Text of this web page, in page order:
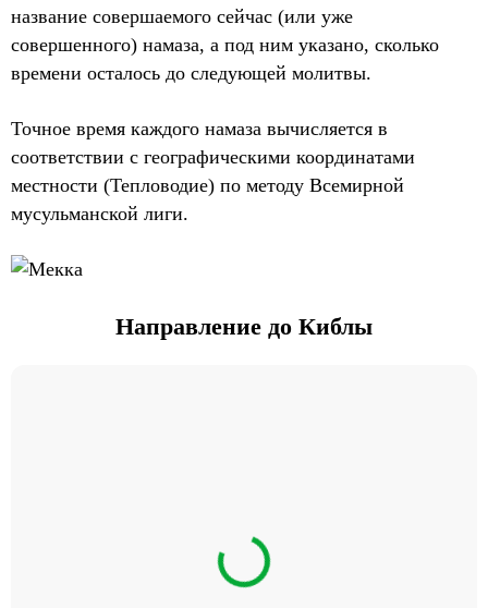
название совершаемого сейчас (или уже
совершенного) намаза, а под ним указано, сколько
времени осталось до следующей молитвы.
Точное время каждого намаза вычисляется в
соответствии с географическими координатами
местности (Тепловодие) по методу Всемирной
мусульманской лиги.
Направление до Киблы